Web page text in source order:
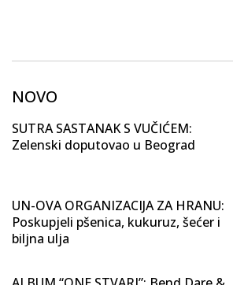
NOVO
SUTRA SASTANAK S VUČIĆEM:
Zelenski doputovao u Beograd
UN-OVA ORGANIZACIJA ZA HRANU:
Poskupjeli pšenica, kukuruz, šećer i
biljna ulja